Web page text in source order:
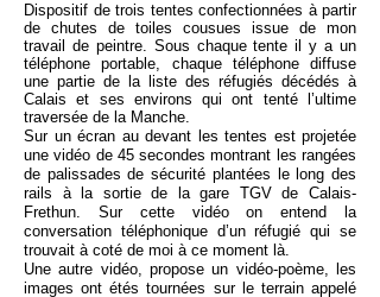
Dispositif de trois tentes confectionnées à partir
de chutes de toiles cousues issue de mon
travail de peintre. Sous chaque tente il y a un
téléphone portable, chaque téléphone diffuse
une partie de la liste des réfugiés décédés à
Calais et ses environs qui ont tenté l’ultime
traversée de la Manche.
Sur un écran au devant les tentes est projetée
une vidéo de 45 secondes montrant les rangées
de palissades de sécurité plantées le long des
rails à la sortie de la gare TGV de Calais-
Frethun. Sur cette vidéo on entend la
conversation téléphonique d’un réfugié qui se
trouvait à coté de moi à ce moment là.
Une autre vidéo, propose un vidéo-poème, les
images ont étés tournées sur le terrain appelé